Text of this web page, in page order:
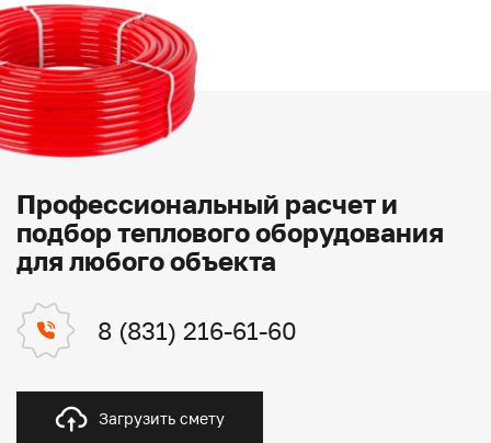
Профессиональный расчет и
подбор теплового оборудования
для любого объекта
8 (831) 216-61-60
Загрузить смету